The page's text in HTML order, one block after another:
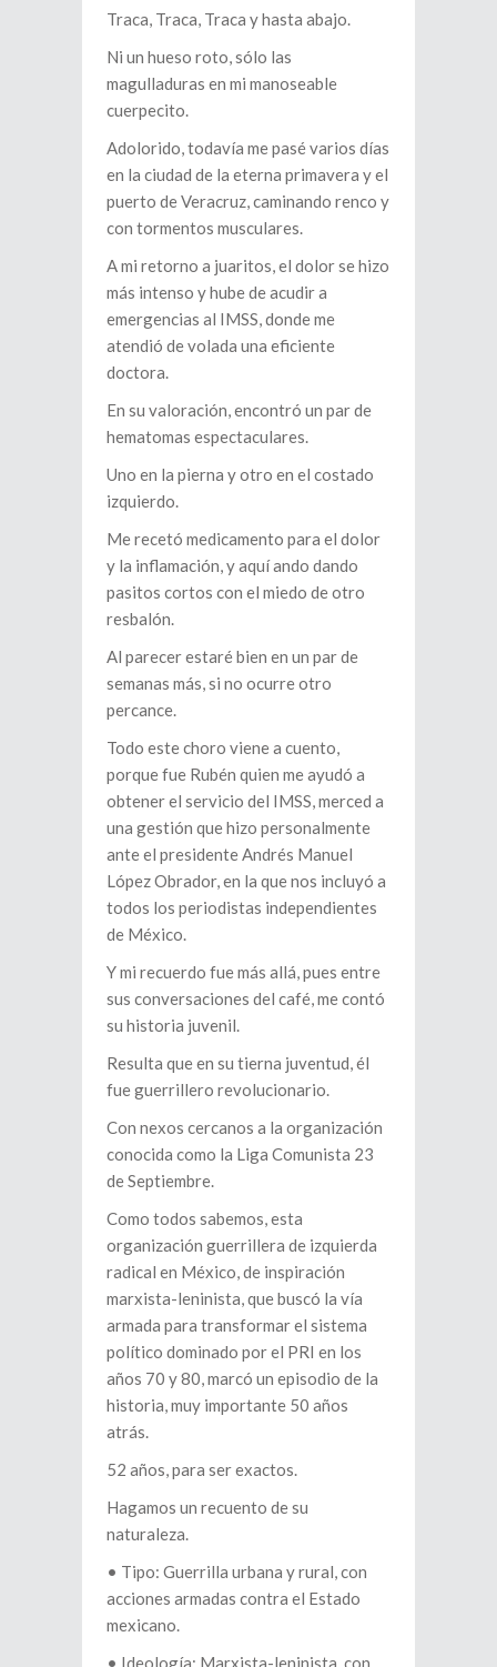
Traca, Traca, Traca y hasta abajo.
Ni un hueso roto, sólo las
magulladuras en mi manoseable
cuerpecito.
Adolorido, todavía me pasé varios días
en la ciudad de la eterna primavera y el
puerto de Veracruz, caminando renco y
con tormentos musculares.
A mi retorno a juaritos, el dolor se hizo
más intenso y hube de acudir a
emergencias al IMSS, donde me
atendió de volada una eficiente
doctora.
En su valoración, encontró un par de
hematomas espectaculares.
Uno en la pierna y otro en el costado
izquierdo.
Me recetó medicamento para el dolor
y la inflamación, y aquí ando dando
pasitos cortos con el miedo de otro
resbalón.
Al parecer estaré bien en un par de
semanas más, si no ocurre otro
percance.
Todo este choro viene a cuento,
porque fue Rubén quien me ayudó a
obtener el servicio del IMSS, merced a
una gestión que hizo personalmente
ante el presidente Andrés Manuel
López Obrador, en la que nos incluyó a
todos los periodistas independientes
de México.
Y mi recuerdo fue más allá, pues entre
sus conversaciones del café, me contó
su historia juvenil.
Resulta que en su tierna juventud, él
fue guerrillero revolucionario.
Con nexos cercanos a la organización
conocida como la Liga Comunista 23
de Septiembre.
Como todos sabemos, esta
organización guerrillera de izquierda
radical en México, de inspiración
marxista-leninista, que buscó la vía
armada para transformar el sistema
político dominado por el PRI en los
años 70 y 80, marcó un episodio de la
historia, muy importante 50 años
atrás.
52 años, para ser exactos.
Hagamos un recuento de su
naturaleza.
•⁠ ⁠Tipo: Guerrilla urbana y rural, con
acciones armadas contra el Estado
mexicano.
•⁠ ⁠Ideología: Marxista-leninista, con